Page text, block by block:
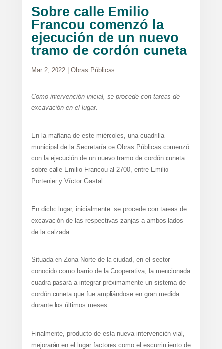
Sobre calle Emilio
Francou comenzó la
ejecución de un nuevo
tramo de cordón cuneta
Mar 2, 2022| Obras Públicas
Como intervención inicial, se procede con tareas de
excavación en el lugar.
En la mañana de este miércoles, una cuadrilla
municipal de la Secretaría de Obras Públicas comenzó
con la ejecución de un nuevo tramo de cordón cuneta
sobre calle Emilio Francou al 2700, entre Emilio
Portenier y Víctor Gastal.
En dicho lugar, inicialmente, se procede con tareas de
excavación de las respectivas zanjas a ambos lados
de la calzada.
Situada en Zona Norte de la ciudad, en el sector
conocido como barrio de la Cooperativa, la mencionada
cuadra pasará a integrar próximamente un sistema de
cordón cuneta que fue ampliándose en gran medida
durante los últimos meses.
Finalmente, producto de esta nueva intervención vial,
mejorarán en el lugar factores como el escurrimiento de